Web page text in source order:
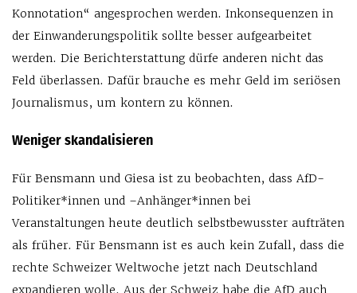
Konnotation“ angesprochen werden. Inkonsequenzen in
der Einwanderungspolitik sollte besser aufgearbeitet
werden. Die Berichterstattung dürfe anderen nicht das
Feld überlassen. Dafür brauche es mehr Geld im seriösen
Journalismus, um kontern zu können.
Weniger skandalisieren
Für Bensmann und Giesa ist zu beobachten, dass AfD-
Politiker*innen und –Anhänger*innen bei
Veranstaltungen heute deutlich selbstbewusster aufträten
als früher. Für Bensmann ist es auch kein Zufall, dass die
rechte Schweizer Weltwoche jetzt nach Deutschland